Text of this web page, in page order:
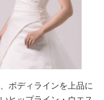
ボディラインを上品に